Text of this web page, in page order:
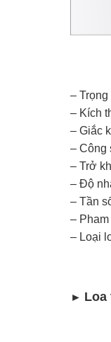
–
– Kích
– Giắc
– Công
– Trở
– Độ
– Tần
–
– Loại
► Loa